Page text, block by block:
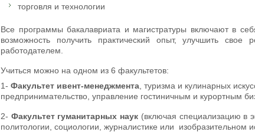
торговля и технологии
Все программы бакалавриата и магистратуры включают в
возможность получить практический опыт, улучшить
работодателем.
Учиться можно на одном из 6 факультетов:
1- Факультет ивент-менеджмента , туризма и кулинарных
предпринимательство, управление гостиничным и курортным
2- Факультет гуманитарных наук (включая специализацию в
политологии, социологии, журналистике или изобразительном